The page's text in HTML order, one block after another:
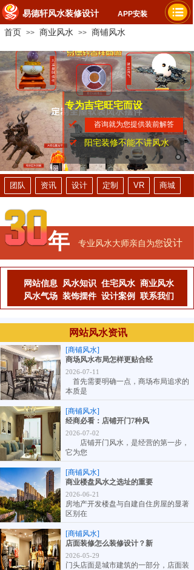
易德轩风水装修设计 APP安装
首页 >> 商业风水 >> 商铺风水
专为吉宅旺宅而设
家人平安健康 提升财运事业
咨询就为您提供装前解答
阳宅装修不能不讲风水
团队 资讯 设计 定制 VR 商城
年 专业风水大师亲自为您设计
网站信息 风水知识 住宅风水 商业风水
风水气场 装饰摆件 设计案例 联系我们
[商铺风水]
商场风水布局怎样更贴合经
2026-07-11
首先需要明确一点，商场布局追求的
本质是
[商铺风水]
经商必看：店铺开门7种风
2026-07-02
店铺开门风水，是经营的第一步，
它为您
[商铺风水]
商业楼盘风水之选址的重要
2026-06-21
房地产开发楼盘与自建自住房屋的显著
区别在
[商铺风水]
店面装修怎么装修设计？新
2026-05-29
门头店面是城市建筑的一部分，店面装
网站风水资讯